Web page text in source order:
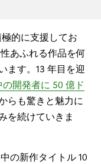
的に支援してお
あふれる作品を何
ます。13 年目を迎
開発者に 50 億ド
らも驚きと魅力に
を続けていきま
の新作タイトル 10